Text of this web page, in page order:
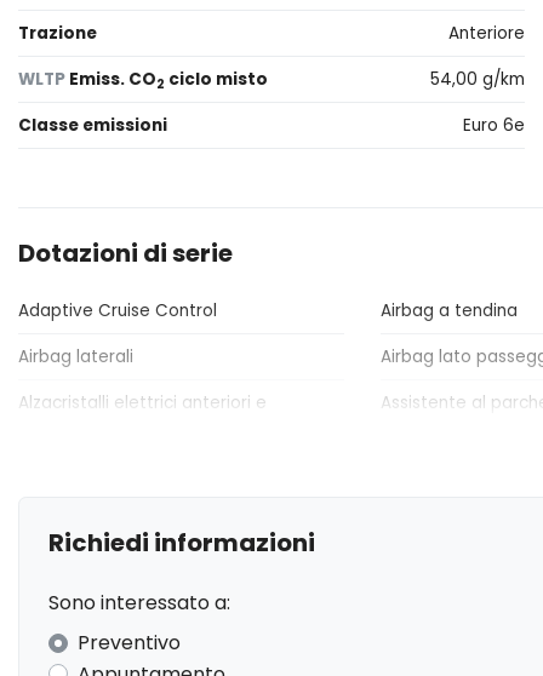
Trazione
Anteriore
WLTP Emiss. CO2 ciclo misto 54,00 g/km
Classe emissioni
Euro 6e
Dotazioni di serie
Adaptive Cruise Control Airbag a tendina
Airbag laterali
Airbag lato
Alzacristalli elettrici anteriori e
Assistente al
angolo cieco
Climatizzatore Automatico
Fari posteriori a led
Richiedi informazioni
Sono interessato a:
Preventivo